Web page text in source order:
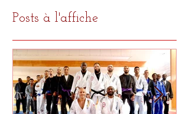
Posts à l'affiche